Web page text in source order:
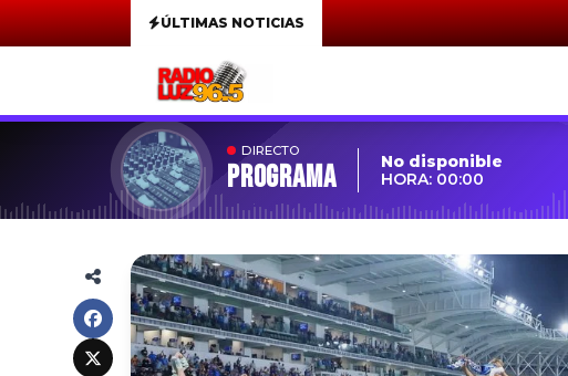
ÚLTIMAS NOTICIAS
DIRECTO
Programa
No disponible
HORA: 00:00